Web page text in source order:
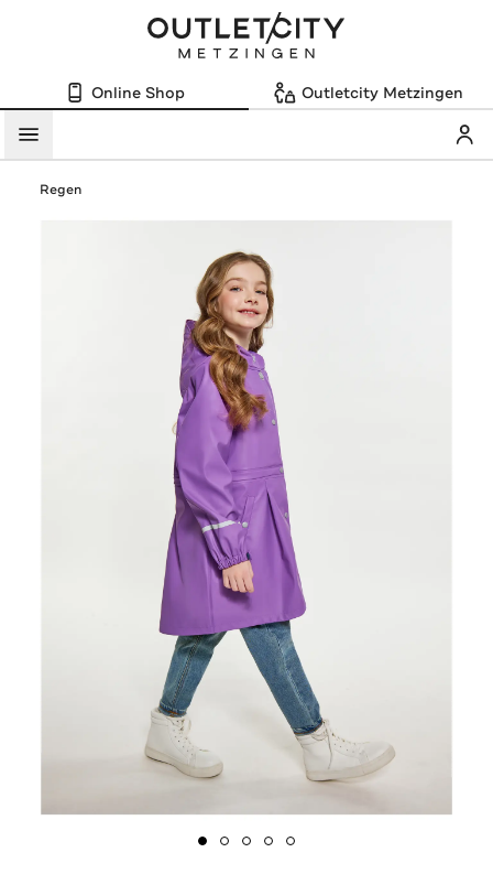
Online Shop Outletcity Metzingen
Menü
Regen